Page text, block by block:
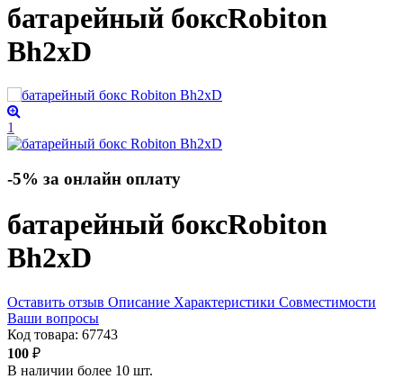
батарейный боксRobiton
Bh2xD
1
-5% за онлайн оплату
батарейный боксRobiton
Bh2xD
Оставить отзыв Описание Характеристики Совместимости
Ваши вопросы
Код товара: 67743
100 ₽
В наличии более 10 шт.